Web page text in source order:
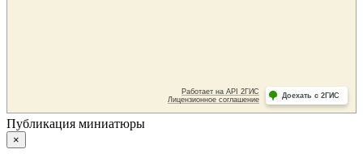
Публикация миниатюры
×